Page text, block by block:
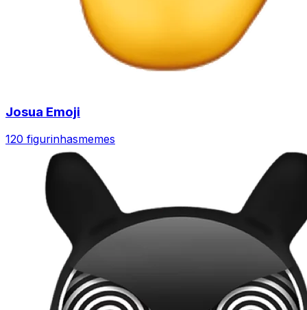
Josua Emoji
120 figurinhasmemes